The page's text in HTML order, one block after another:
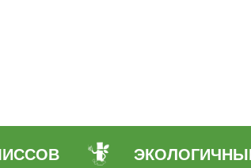
ЭКОЛОГИЧНЫЕ